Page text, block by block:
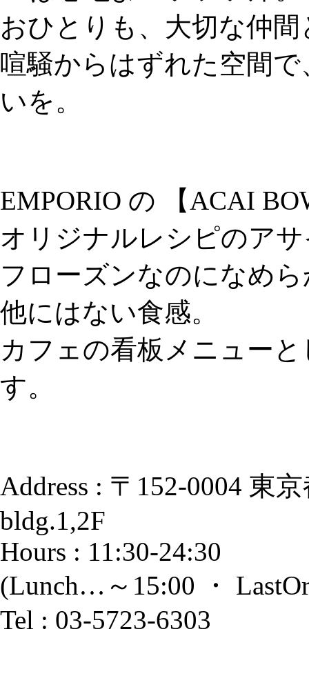
おひとりも、大切な仲間
喧騒からはずれた空間
いを。
EMPORIO の 【ACAI
オリジナルレシピのア
フローズンなのになめ
他にはない食感。
カフェの看板メニュー
す。
Address : 〒152-0004 東
bldg.1,2F
Hours : 11:30-24:30
(Lunch…～15:00 ・
Tel : 03-5723-6303